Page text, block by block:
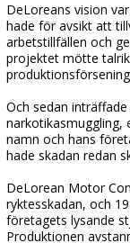
DeLoreans vision
hade för avsikt att
arbetstillfällen och
projektet mötte
Och sedan
narkotikasmuggling,
namn och hans
hade skadan redan
DeLorean Motor
ryktesskadan, och
företagets lysande
Produktionen